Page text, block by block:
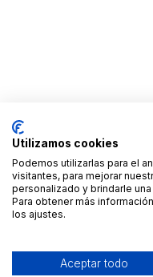
Utilizamos cookies
Podemos utilizarlas para el
visitantes, para mejorar
personalizado y brindarle
Para obtener más
los ajustes.
Aceptar todo